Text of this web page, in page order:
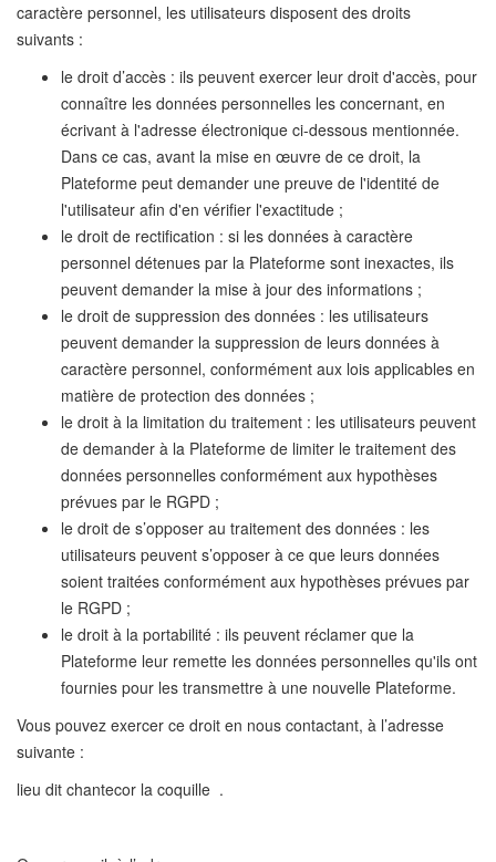
caractère personnel, les utilisateurs disposent des droits
suivants :
le droit d’accès : ils peuvent exercer leur droit d'accès, pour
connaître les données personnelles les concernant, en
écrivant à l'adresse électronique ci-dessous mentionnée.
Dans ce cas, avant la mise en œuvre de ce droit, la
Plateforme peut demander une preuve de l'identité de
l'utilisateur afin d'en vérifier l'exactitude ;
le droit de rectification : si les données à caractère
personnel détenues par la Plateforme sont inexactes, ils
peuvent demander la mise à jour des informations ;
le droit de suppression des données : les utilisateurs
peuvent demander la suppression de leurs données à
caractère personnel, conformément aux lois applicables en
matière de protection des données ;
le droit à la limitation du traitement : les utilisateurs peuvent
de demander à la Plateforme de limiter le traitement des
données personnelles conformément aux hypothèses
prévues par le RGPD ;
le droit de s’opposer au traitement des données : les
utilisateurs peuvent s’opposer à ce que leurs données
soient traitées conformément aux hypothèses prévues par
le RGPD ;
le droit à la portabilité : ils peuvent réclamer que la
Plateforme leur remette les données personnelles qu'ils ont
fournies pour les transmettre à une nouvelle Plateforme.
Vous pouvez exercer ce droit en nous contactant, à l’adresse
suivante :
lieu dit chantecor la coquille .